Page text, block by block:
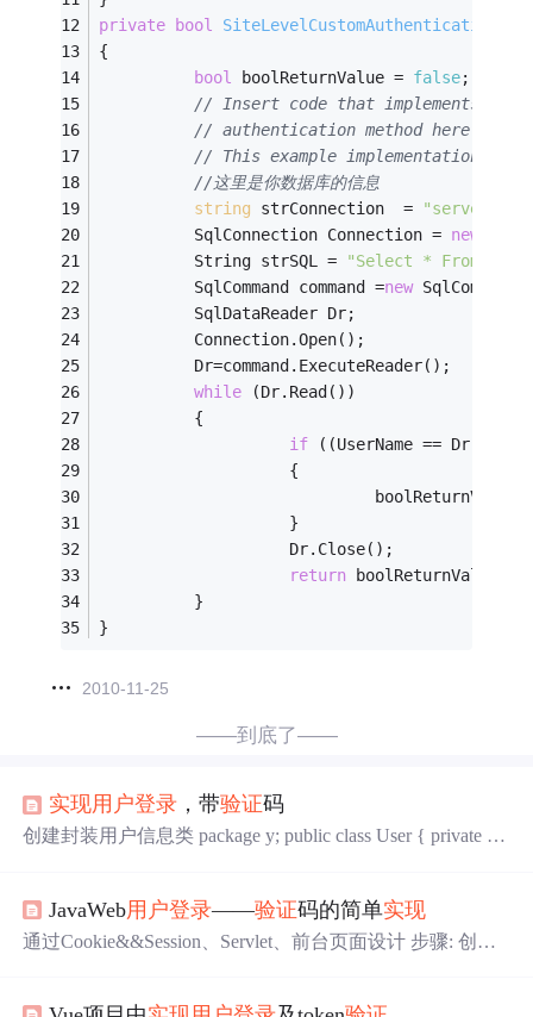
private
bool
{
bool boolReturnValue = false;
// Insert code that implements a
// authentication method here.
// This example implementation
//这里是你数据库的信息
string strConnection  =
          SqlConnection Connection =
new
          String strSQL =
"Select * From
          SqlCommand command =
new
          SqlDataReader Dr;
          Connection.Open();
          Dr=command.ExecuteReader();
while (Dr.Read())
          {
if ((UserName == Dr[
                    {
boolReturnValue
                    }
                    Dr.Close();
return boolReturnValue;
          }
}
2010-11-25
——到底了——
实现用户登录 ，带验证码
创建封装用户信息类 package y; public class User { private Str
ame) { thi...
JavaWeb用户登录——验证码的简单实现
通过Cookie&&Session、Servlet、前台页面设计 步骤: 创建